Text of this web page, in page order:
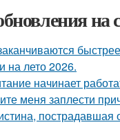
на
на лето 2026.
начинает
меня заплести
пострадавшая